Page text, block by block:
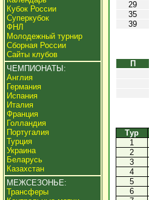
Кубок России
Суперкубок
ФНЛ
Молодежный турнир
Сборная России
Сайты клубов
ЧЕМПИОНАТЫ:
Англия
Германия
Испания
Италия
Франция
Голландия
Португалия
Турция
Украина
Беларусь
Казахстан
МЕЖСЕЗОНЬЕ:
Трансферы
29
35
39
П
Тур
1
2
3
4
5
6